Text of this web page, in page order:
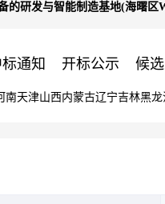
的研发与智能制造基地(海曙区
通知 开标公示 候
南天津山西内蒙古辽宁吉林黑龙